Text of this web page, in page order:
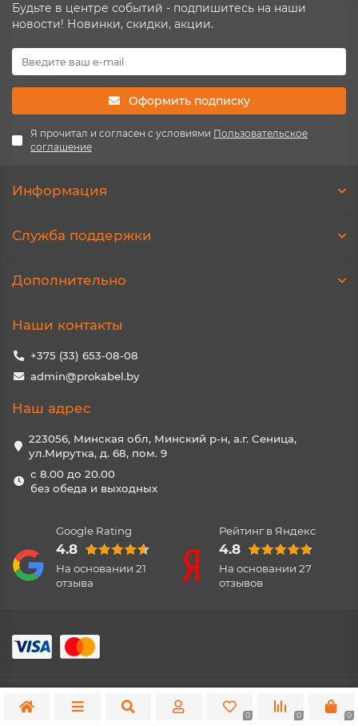
Будьте в центре событий - подпишитесь на наши
новости! Новинки, скидки, акции.
Оформить подписку
Я прочитал и согласен с условиями Пользовательское
соглашение
Информация
Служба поддержки
Дополнительно
Наши контакты
+375 (33) 653-08-08
admin@prokabel.by
Наш адрес
223056, Минская обл, Минский р-н, а.г. Сеница,
ул.Мирутка, д. 68, пом. 9
с 8.00 до 20.00
без обеда и выходных
Google Rating
4.8
На основании 21
отзыва
Рейтинг в Яндекс
4.8
На основании 27
отзывов
0 0 0